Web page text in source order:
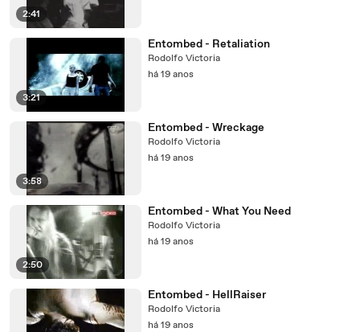
2:41
3:21
Entombed - Retaliation
Rodolfo Victoria
há 19 anos
3:58
Entombed - Wreckage
Rodolfo Victoria
há 19 anos
2:50
Entombed - What You Need
Rodolfo Victoria
há 19 anos
Entombed - HellRaiser
Rodolfo Victoria
há 19 anos